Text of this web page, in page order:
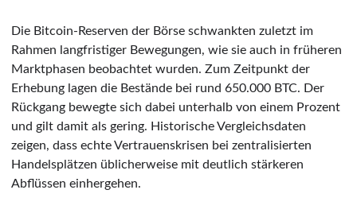
Die Bitcoin-Reserven der Börse schwankten zuletzt im
Rahmen langfristiger Bewegungen, wie sie auch in früheren
Marktphasen beobachtet wurden. Zum Zeitpunkt der
Erhebung lagen die Bestände bei rund 650.000 BTC. Der
Rückgang bewegte sich dabei unterhalb von einem Prozent
und gilt damit als gering. Historische Vergleichsdaten
zeigen, dass echte Vertrauenskrisen bei zentralisierten
Handelsplätzen üblicherweise mit deutlich stärkeren
Abflüssen einhergehen.